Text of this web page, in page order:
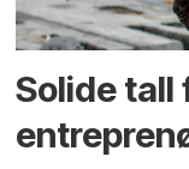
Solide tall